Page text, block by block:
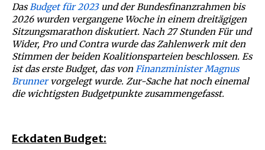
DasBudget für 2023und der Bundesfinanzrahmen bis
2026 wurden vergangene Woche in einem dreitägigen
Sitzungsmarathon diskutiert. Nach 27 Stunden Für und
Wider, Pro und Contra wurde das Zahlenwerk mit den
Stimmen der beiden Koalitionsparteien beschlossen. Es
ist das erste Budget, das von Finanzminister Magnus
Brunnervorgelegt wurde. Zur-Sache hat noch einemal
die wichtigsten Budgetpunkte zusammengefasst.
Eckdaten Budget: